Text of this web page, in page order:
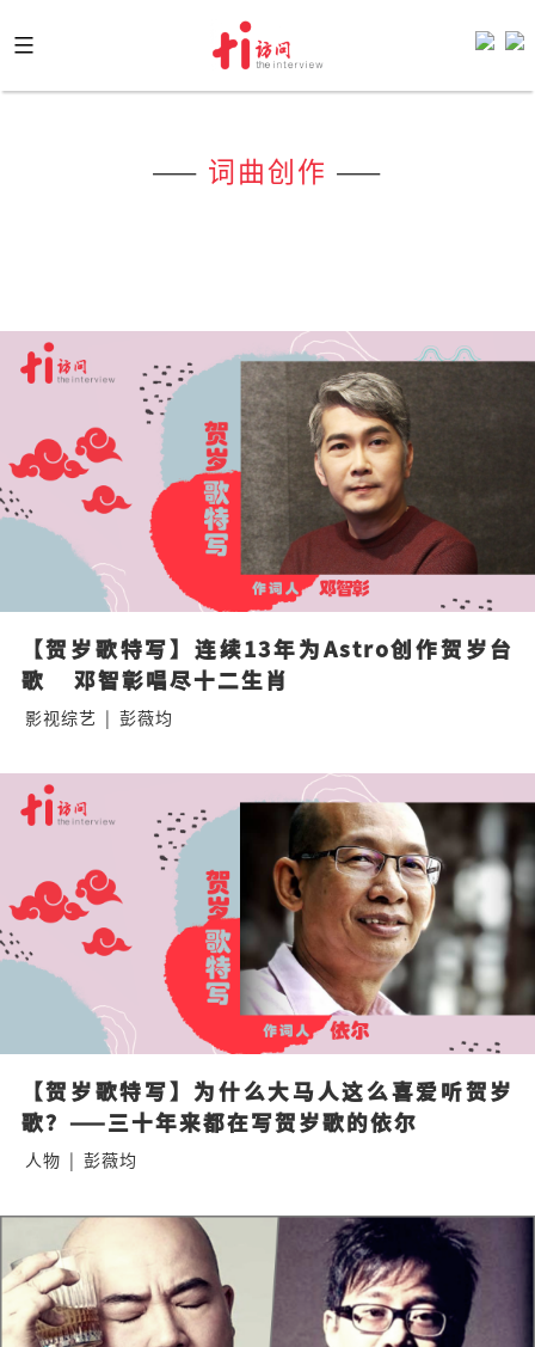
to
content
—— 词曲创作 ——
【贺岁歌特写】连续13年为Astro创作贺岁台
歌    邓智彰唱尽十二生肖
影视综艺 | 彭薇均
【贺岁歌特写】为什么大马人这么喜爱听贺岁
歌？——三十年来都在写贺岁歌的依尔
人物 | 彭薇均